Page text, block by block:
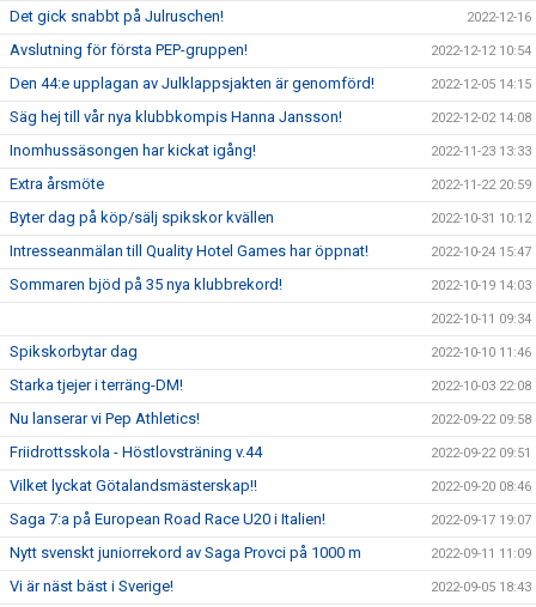
Det gick snabbt på Julruschen! 2022-12-16
Avslutning för första PEP-gruppen! 2022-12-12 10:54
Den 44:e upplagan av Julklappsjakten är genomförd! 2022-12-05 14:15
Säg hej till vår nya klubbkompis Hanna Jansson! 2022-12-02 14:08
Inomhussäsongen har kickat igång! 2022-11-23 13:33
Extra årsmöte 2022-11-22 20:59
Byter dag på köp/sälj spikskor kvällen 2022-10-31 10:12
Intresseanmälan till Quality Hotel Games har öppnat! 2022-10-24 15:47
Sommaren bjöd på 35 nya klubbrekord! 2022-10-19 14:03
2022-10-11 09:34
Spikskorbytar dag 2022-10-10 11:46
Starka tjejer i terräng-DM! 2022-10-03 22:08
Nu lanserar vi Pep Athletics! 2022-09-22 09:58
Friidrottsskola - Höstlovsträning v.44 2022-09-22 09:51
Vilket lyckat Götalandsmästerskap!! 2022-09-20 08:46
Saga 7:a på European Road Race U20 i Italien! 2022-09-17 19:07
Nytt svenskt juniorrekord av Saga Provci på 1000 m 2022-09-11 11:09
Vi är näst bäst i Sverige! 2022-09-05 18:43